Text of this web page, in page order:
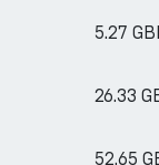
5.27
26.33
52.65